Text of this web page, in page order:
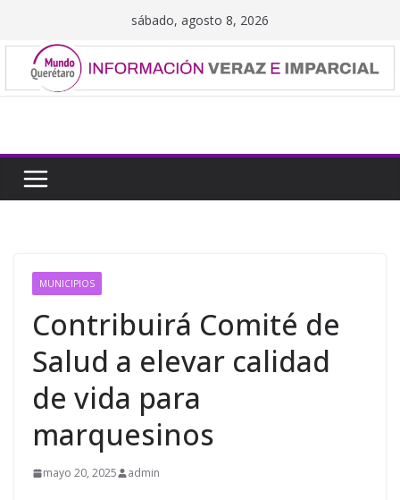
contenido
sábado, agosto 8, 2026
MUNICIPIOS
Contribuirá Comité de
Salud a elevar calidad
de vida para
marquesinos
mayo 20, 2025 admin